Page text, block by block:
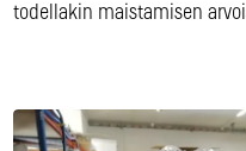
todellakin maistamisen